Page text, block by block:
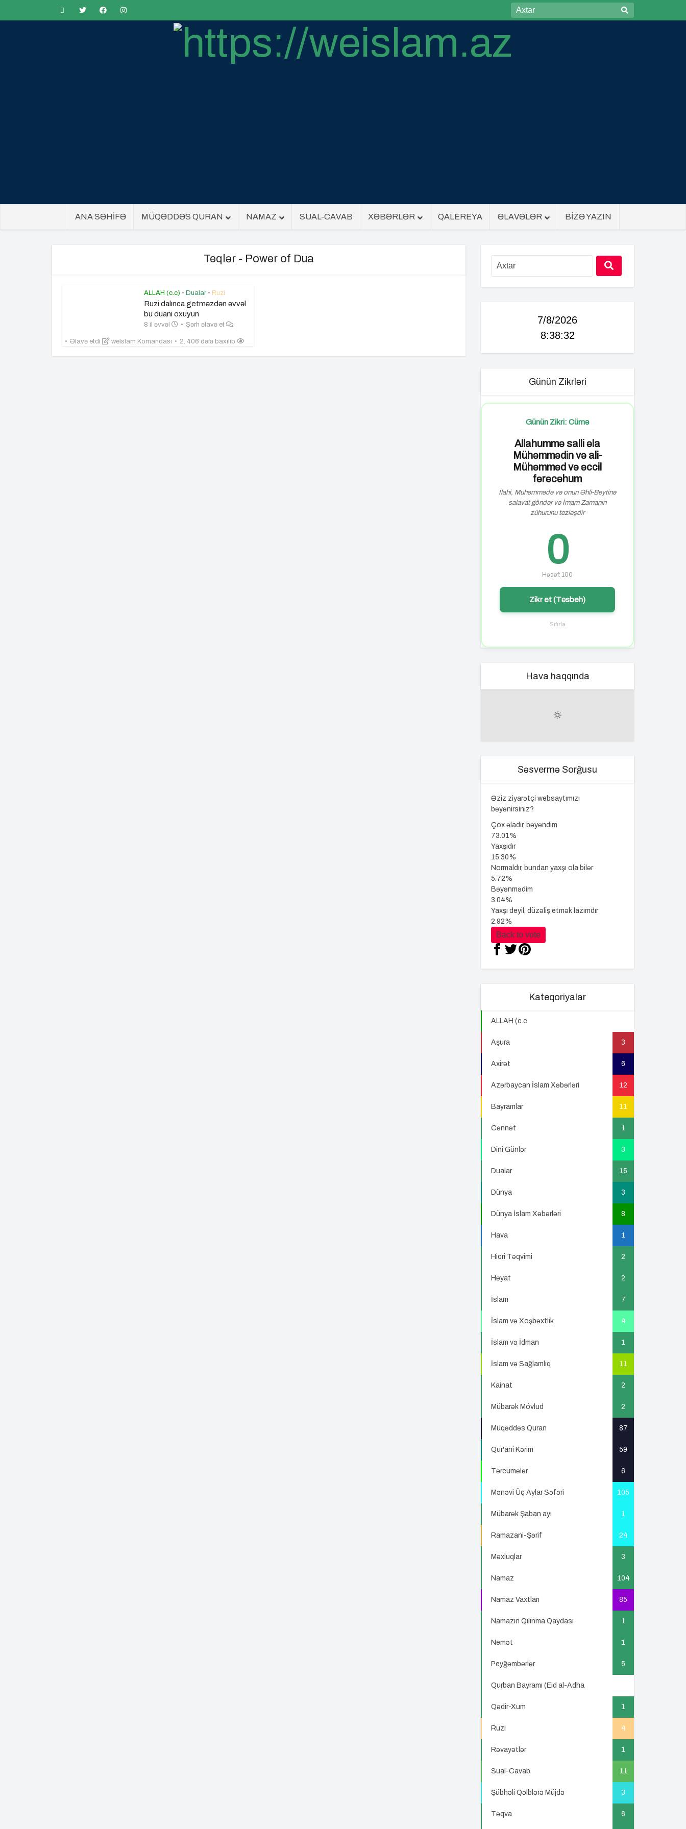
ANA SƏHİFƏ MÜQƏDDƏS QURAN NAMAZ SUAL-CAVAB XƏBƏRLƏR QALEREYA ƏLAVƏLƏR BİZƏ YAZIN
Teqlər - Power of Dua
ALLAH (c.c) • Dualar • Ruzi
Ruzi dalınca getməzdən əvvəl
bu duanı oxuyun
8 il əvvəl Şərh əlavə et
Əlavə etdi weIslam Komandası 2. 406 dəfə baxılıb
7/8/2026
8:38:33
Günün Zikrləri
Günün Zikri: Cümə
Allahummə salli əla
Mühəmmədin və ali-
Mühəmməd və əccil
fərəcəhum
İlahi, Muhəmmədə və onun Əhli-Beytinə
salavat göndər və İmam Zamanın
zühurunu tezləşdir
0
Hədəf: 100
Zikr et (Təsbeh)
Sıfırla
Hava haqqında
Səsvermə Sorğusu
Əziz ziyarətçi websaytımızı
bəyənirsiniz?
Çox əladır, bəyəndim
73.01%
Yaxşıdır
15.30%
Normaldır, bundan yaxşı ola bilər
5.72%
Bəyənmədim
3.04%
Yaxşı deyil, düzəliş etmək lazımdır
2.92%
Back to vote
Kateqoriyalar
ALLAH (c.c
Aşura 3
Axirət 6
Azərbaycan İslam Xəbərləri 12
Bayramlar 11
Cənnət 1
Dini Günlər 3
Dualar 15
Dünya 3
Dünya İslam Xəbərləri 8
Hava 1
Hicri Təqvimi 2
Həyat 2
İslam 7
İslam və Xoşbəxtlik 4
İslam və İdman 1
İslam və Sağlamlıq 11
Kainat 2
Mübarək Mövlud 2
Müqəddəs Quran 87
Qur'ani Kərim 59
Tərcümələr 6
Mənəvi Üç Aylar Səfəri 105
Mübarək Şaban ayı 1
Ramazani-Şərif 24
Məxluqlar 3
Namaz 104
Namaz Vaxtları 85
Namazın Qılınma Qaydası 1
Nemət 1
Peyğəmbərlər 5
Qurban Bayramı (Eid al-Adha
Qədir-Xum 1
Ruzi 4
Rəvayətlər 1
Sual-Cavab 11
Şübhəli Qəlblərə Müjdə 3
Təqva 6